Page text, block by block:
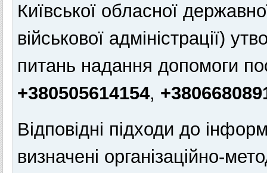
Київської обласної
військової адміністрації)
питань надання допомоги
+380505614154,
Відповідні підходи до
визначені організаційно-